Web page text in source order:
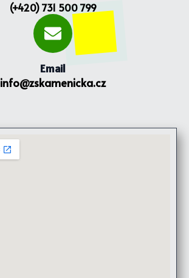
(+420) 731 500 799
Email
info@zskamenicka.cz